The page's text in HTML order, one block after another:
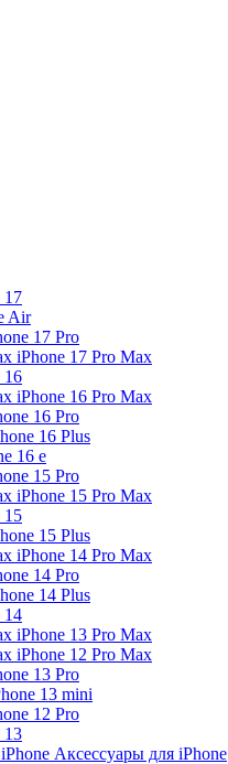
17
Air
17 Pro
iPhone 17 Pro Max
16
iPhone 16 Pro Max
16 Pro
16 Plus
16 e
15 Pro
iPhone 15 Pro Max
15
15 Plus
iPhone 14 Pro Max
14 Pro
14 Plus
14
iPhone 13 Pro Max
iPhone 12 Pro Max
13 Pro
13 mini
12 Pro
13
Аксессуары для iPhone